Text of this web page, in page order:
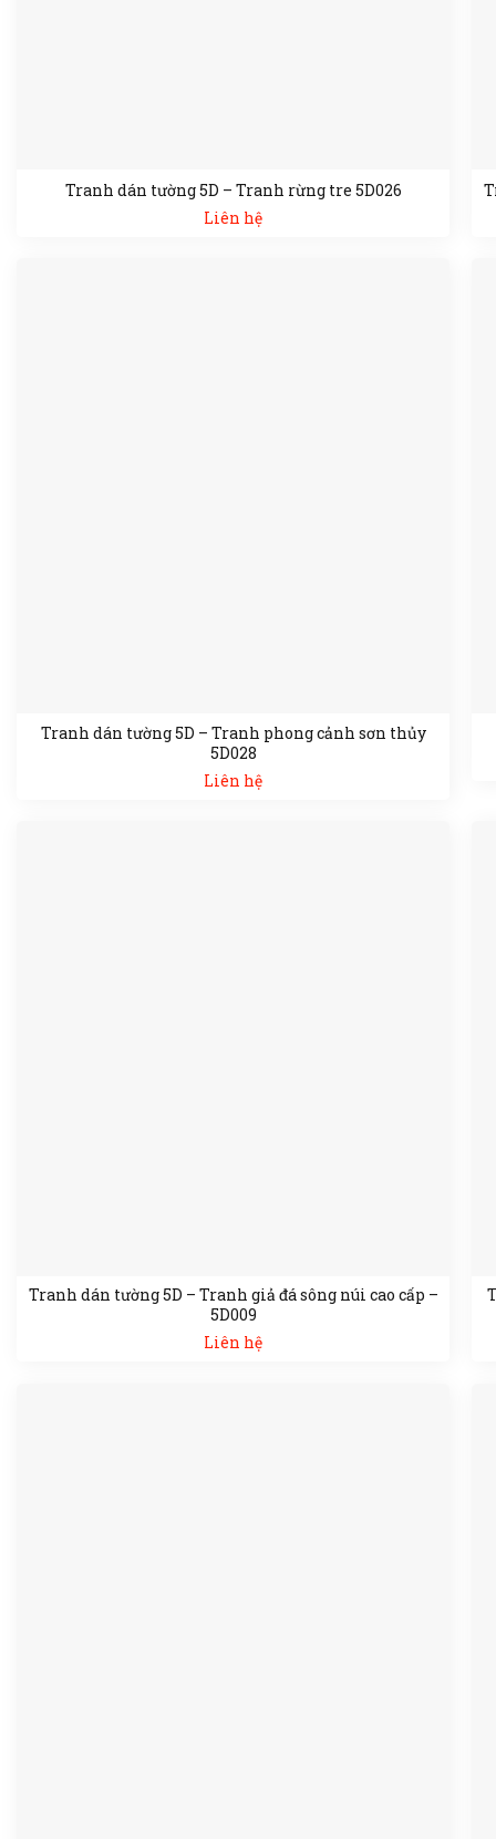
Tranh dán tường 5D – Tranh rừng tre 5D026
Liên hệ
Tranh dán tường 5D – Tranh phong cảnh sơn thủy
5D028
Liên hệ
Tranh dán tường 5D – Tranh giả đá sông núi cao cấp –
5D009
Liên hệ